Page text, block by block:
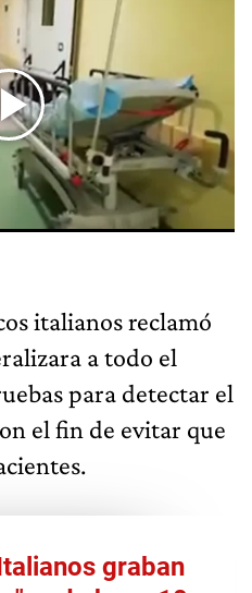
italianos reclamó
a todo el
para detectar el
el fin de evitar que
graban